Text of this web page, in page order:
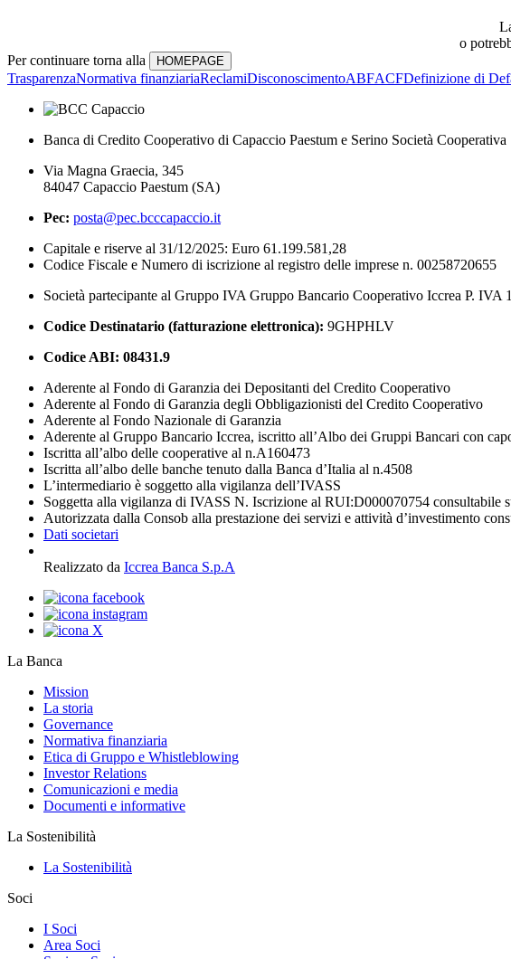
o
Per continuare torna alla
TrasparenzaNormativa finanziariaReclamiDisconoscimentoABFACFDefinizione di
Banca di Credito Cooperativo di Capaccio Paestum e Serino Società Cooperativa
Via Magna Graecia, 345
84047 Capaccio Paestum (SA)
Pec: posta@pec.bcccapaccio.it
Capitale e riserve al 31/12/2025: Euro 61.199.581,28
Codice Fiscale e Numero di iscrizione al registro delle imprese n. 00258720655
Società partecipante al Gruppo IVA Gruppo Bancario Cooperativo Iccrea P. IVA
Codice Destinatario (fatturazione elettronica): 9GHPHLV
Codice ABI: 08431.9
Aderente al Fondo di Garanzia dei Depositanti del Credito Cooperativo
Aderente al Fondo di Garanzia degli Obbligazionisti del Credito Cooperativo
Aderente al Fondo Nazionale di Garanzia
Aderente al Gruppo Bancario Iccrea, iscritto all’Albo dei Gruppi Bancari con
Iscritta all’albo delle cooperative al n.A160473
Iscritta all’albo delle banche tenuto dalla Banca d’Italia al n.4508
L’intermediario è soggetto alla vigilanza dell’IVASS
Soggetta alla vigilanza di IVASS N. Iscrizione al RUI:D000070754 consultabile
Autorizzata dalla Consob alla prestazione dei servizi e attività d’investimento
Dati societari
Realizzato da Iccrea Banca S.p.A
La Banca
Mission
La storia
Governance
Normativa finanziaria
Etica di Gruppo e Whistleblowing
Investor Relations
Comunicazioni e media
Documenti e informative
La Sostenibilità
La Sostenibilità
Soci
I Soci
Area Soci